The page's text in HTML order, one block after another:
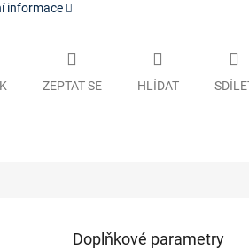
informace
ZEPTAT SE HLÍDAT
Doplňkové parametry